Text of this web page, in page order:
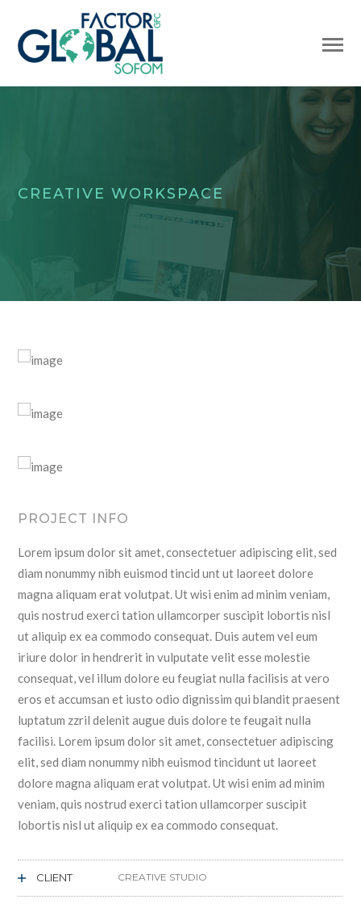
CREATIVE WORKSPACE
PROJECT INFO
Lorem ipsum dolor sit amet, consectetuer adipiscing elit, sed
diam nonummy nibh euismod tincid unt ut laoreet dolore
magna aliquam erat volutpat. Ut wisi enim ad minim veniam,
quis nostrud exerci tation ullamcorper suscipit lobortis nisl
ut aliquip ex ea commodo consequat. Duis autem vel eum
iriure dolor in hendrerit in vulputate velit esse molestie
consequat, vel illum dolore eu feugiat nulla facilisis at vero
eros et accumsan et iusto odio dignissim qui blandit praesent
luptatum zzril delenit augue duis dolore te feugait nulla
facilisi. Lorem ipsum dolor sit amet, consectetuer adipiscing
elit, sed diam nonummy nibh euismod tincidunt ut laoreet
dolore magna aliquam erat volutpat. Ut wisi enim ad minim
veniam, quis nostrud exerci tation ullamcorper suscipit
lobortis nisl ut aliquip ex ea commodo consequat.
CLIENT CREATIVE STUDIO